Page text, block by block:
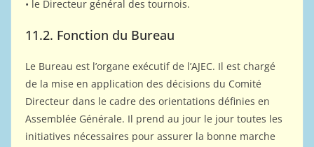
• le Directeur général des tournois.
11.2. Fonction du Bureau
Le Bureau est l’organe exécutif de l’AJEC. Il est chargé
de la mise en application des décisions du Comité
Directeur dans le cadre des orientations définies en
Assemblée Générale. Il prend au jour le jour toutes les
initiatives nécessaires pour assurer la bonne marche